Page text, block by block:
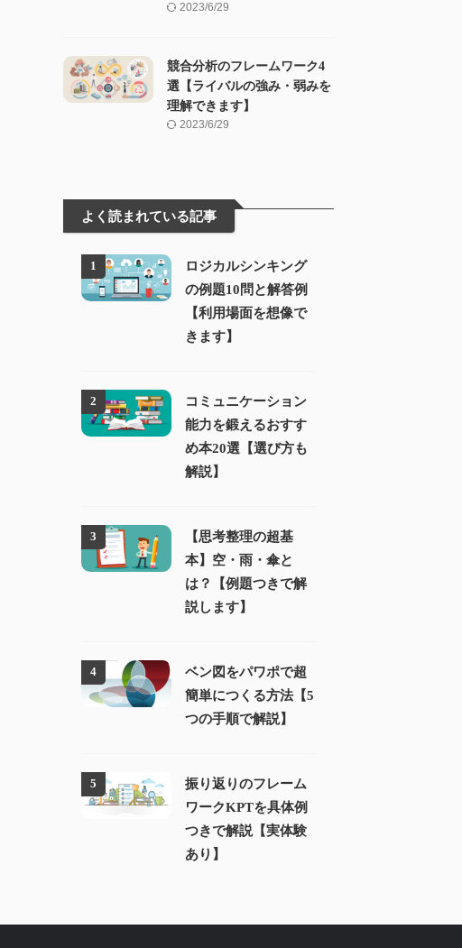
2023/6/29
競合分析のフレームワーク4
選【ライバルの強み・弱みを
理解できます】
2023/6/29
よく読まれている記事
1
ロジカルシンキング
の例題10問と解答例
【利用場面を想像で
きます】
2
コミュニケーション
能力を鍛えるおすす
め本20選【選び方も
解説】
3
【思考整理の超基
本】空・雨・傘と
は？【例題つきで解
説します】
4
ベン図をパワポで超
簡単につくる方法【5
つの手順で解説】
5
振り返りのフレーム
ワークKPTを具体例
つきで解説【実体験
あり】